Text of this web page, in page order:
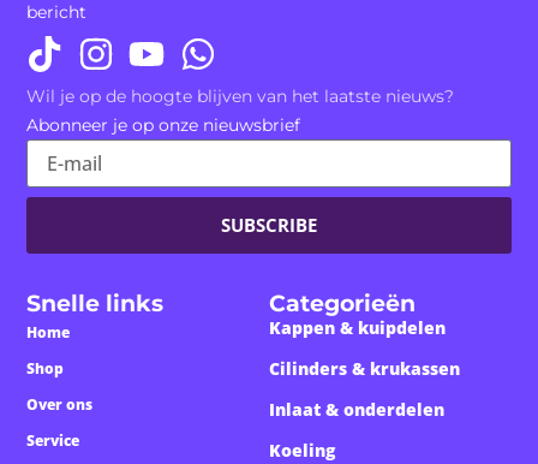
Snelle links
Home
Shop
Over ons
Service
Categorieën
Kappen & kuipdelen
Cilinders & krukassen
Inlaat & onderdelen
Koeling
bericht
Wil je op de hoogte blijven van het laatste nieuws?
Abonneer je op onze nieuwsbrief
SUBSCRIBE